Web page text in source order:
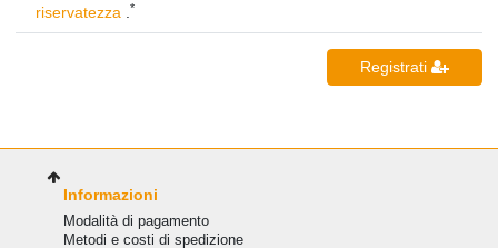
riservatezza .*
Registrati
Informazioni
Modalità di pagamento
Metodi e costi di spedizione